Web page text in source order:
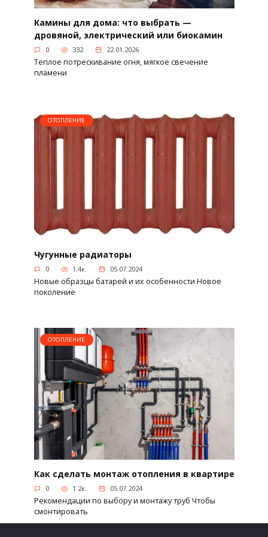
Камины для дома: что выбрать —
дровяной, электрический или биокамин
0 332 22.01.2026
Теплое потрескивание огня, мягкое свечение
пламени
ОТОПЛЕНИЕ
Чугунные радиаторы
0 1.4к. 05.07.2024
Новые образцы батарей и их особенности Новое
поколение
ОТОПЛЕНИЕ
Как сделать монтаж отопления в квартире
0 1.2к. 05.07.2024
Рекомендации по выбору и монтажу труб Чтобы
смонтировать